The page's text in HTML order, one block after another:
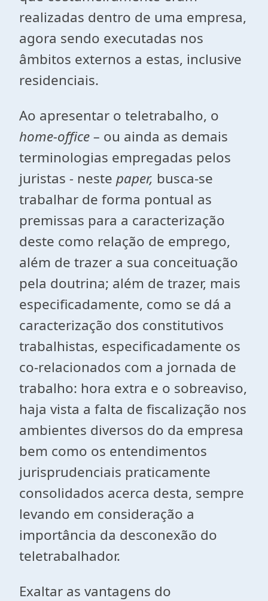
realizadas dentro de uma empresa,
agora sendo executadas nos
âmbitos externos a estas, inclusive
residenciais.
Ao apresentar o teletrabalho, o
home-office – ou ainda as demais
terminologias empregadas pelos
juristas - neste paper, busca-se
trabalhar de forma pontual as
premissas para a caracterização
deste como relação de emprego,
além de trazer a sua conceituação
pela doutrina; além de trazer, mais
especificadamente, como se dá a
caracterização dos constitutivos
trabalhistas, especificadamente os
co-relacionados com a jornada de
trabalho: hora extra e o sobreaviso,
haja vista a falta de fiscalização nos
ambientes diversos do da empresa
bem como os entendimentos
jurisprudenciais praticamente
consolidados acerca desta, sempre
levando em consideração a
importância da desconexão do
teletrabalhador.
Exaltar as vantagens do